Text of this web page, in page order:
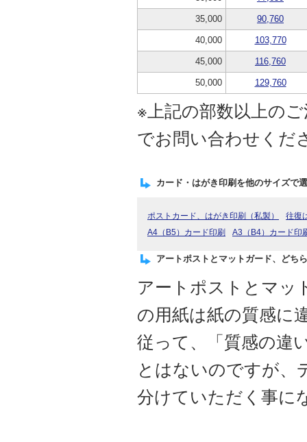
35,000 90,760
40,000 103,770
45,000 116,760
50,000 129,760
※上記の部数以上の
でお問い合わせくだ
カード・はがき印刷を他のサイズで
ポストカード、はがき印刷（私製）
往復
A4（B5）カード印刷
A3（B4）カード印
アートポストとマットガード、どち
アートポストとマッ
の用紙は紙の質感に
従って、「質感の違
とはないのですが、
分けていただく事に